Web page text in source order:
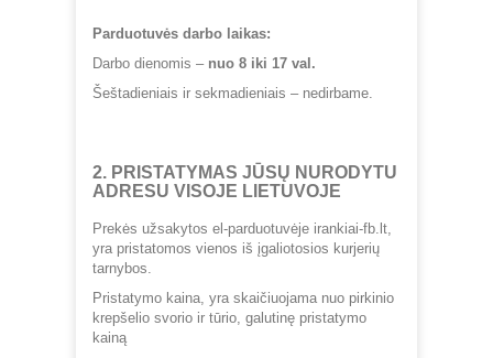
Parduotuvės darbo laikas:
Darbo dienomis – nuo 8 iki 17 val.
Šeštadieniais ir sekmadieniais – nedirbame.
2. PRISTATYMAS JŪSŲ NURODYTU
ADRESU VISOJE LIETUVOJE
Prekės užsakytos el-parduotuvėje irankiai-fb.lt,
yra pristatomos vienos iš įgaliotosios kurjerių
tarnybos.
Pristatymo kaina, yra skaičiuojama nuo pirkinio
krepšelio svorio ir tūrio, galutinę pristatymo
kainą